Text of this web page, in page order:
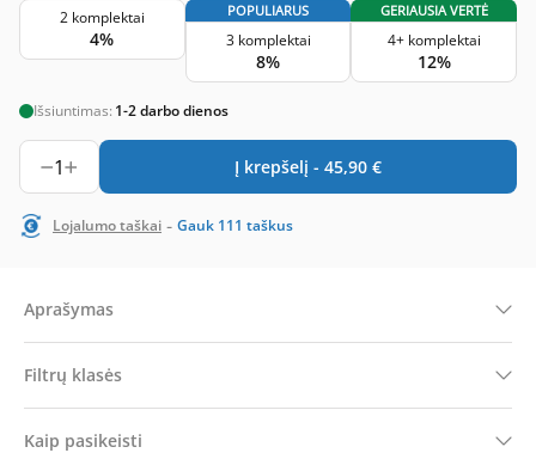
2 komplektai
4%
POPULIARUS
3 komplektai
8%
GERIAUSIA VERTĖ
4+ komplektai
12%
Išsiuntimas: 1-2 darbo dienos
1 Į krepšelį - 45,90 €
Lojalumo taškai - Gauk 111 taškus
Aprašymas
Filtrų klasės
Kaip pasikeisti